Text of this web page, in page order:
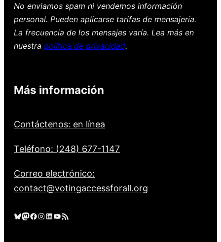
No enviamos spam ni vendemos información
personal. Pueden aplicarse tarifas de mensajería.
La frecuencia de los mensajes varía. Lea más en
nuestra política de privacidad.
Más información
Contáctenos: en línea
Teléfono: (248) 677-1147
Correo electrónico:
contact@votingaccessforall.org
Cielo azul Mastodonte Facebook Instagram LinkedIn YouTube Feed RSS